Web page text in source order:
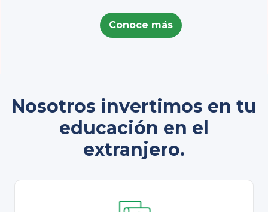
Conoce más
Nosotros invertimos en tu
educación en el
extranjero.